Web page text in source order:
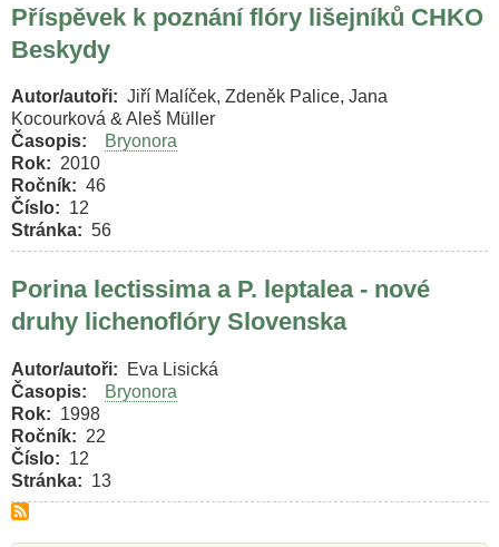
Příspěvek k poznání flóry lišejníků CHKO
Beskydy
Autor/autoři
Jiří Malíček, Zdeněk Palice, Jana
Kocourková & Aleš Müller
Časopis
Bryonora
Rok
2010
Ročník
46
Číslo
12
Stránka
56
Porina lectissima a P. leptalea - nové
druhy lichenoflóry Slovenska
Autor/autoři
Eva Lisická
Časopis
Bryonora
Rok
1998
Ročník
22
Číslo
12
Stránka
13